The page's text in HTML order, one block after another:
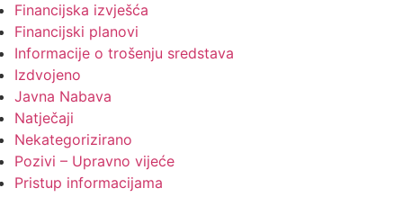
Financijska izvješća
Financijski planovi
Informacije o trošenju sredstava
Izdvojeno
Javna Nabava
Natječaji
Nekategorizirano
Pozivi – Upravno vijeće
Pristup informacijama